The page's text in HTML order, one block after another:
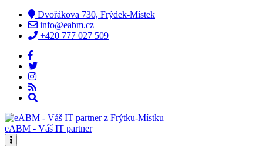
Dvořákova 730, Frýdek-Místek
info@eabm.cz
+420 777 027 509
eABM - Váš IT partner